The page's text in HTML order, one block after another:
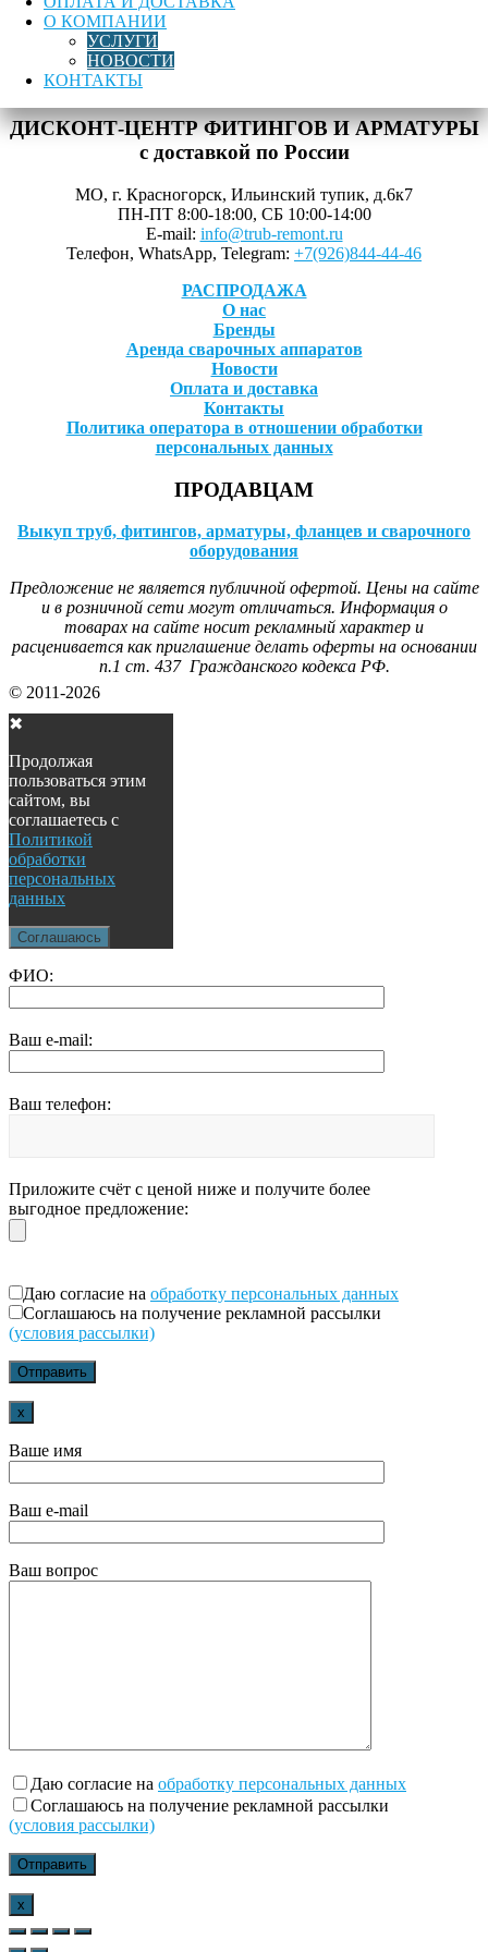
О КОМПАНИИ
УСЛУГИ
НОВОСТИ
КОНТАКТЫ
для связи:info@trub-remont.ru
Тройник ПЭ100 SDR17 d160 СПИГОТ
Метки:Тройник литой
ДИСКОНТ-ЦЕНТР ФИТИНГОВ И АРМАТУРЫ
с доставкой по России
МО, г. Красногорск, Ильинский тупик, д.6к7
ПН-ПТ 8:00-18:00, СБ 10:00-14:00
E-mail: info@trub-remont.ru
Телефон, WhatsApp, Telegram: +7(926)844-44-46
РАСПРОДАЖА
О нас
Бренды
Аренда сварочных аппаратов
Новости
Оплата и доставка
Контакты
Политика оператора в отношении обработки
персональных данных
ПРОДАВЦАМ
Выкуп труб, фитингов, арматуры, фланцев и сварочного
оборудования
Предложение не является публичной офертой. Цены на сайте
и в розничной сети могут отличаться. Информация о
товарах на сайте носит рекламный характер и
расценивается как приглашение делать оферты на основании
п.1 ст. 437 Гражданского кодекса РФ.
© 2011-2026
✖
Продолжая
пользоваться этим
сайтом, вы
соглашаетесь с
Политикой
обработки
персональных
данных
Соглашаюсь
ФИО:
Ваш e-mail:
Ваш телефон:
Приложите счёт с ценой ниже и получите более
выгодное предложение:
Даю согласие на обработку персональных данных
Соглашаюсь на получение рекламной рассылки
(условия рассылки)
x
Ваше имя
Ваш e-mail
Ваш вопрос
Даю согласие на обработку персональных данных
Соглашаюсь на получение рекламной рассылки
(условия рассылки)
x